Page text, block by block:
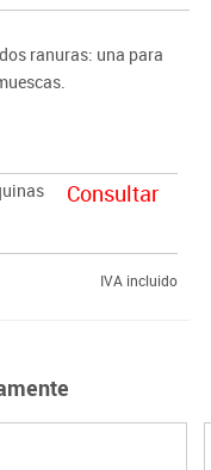
ranuras: una para
Consultar
IVA incluido